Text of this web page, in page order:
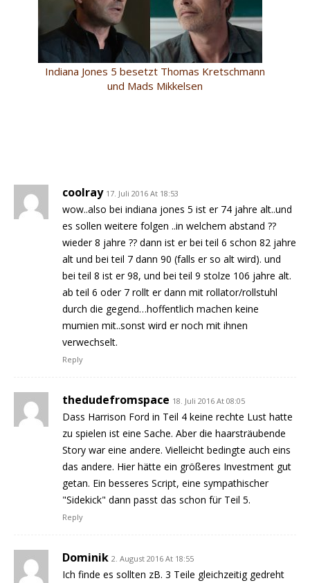
Indiana Jones 5 besetzt Thomas Kretschmann
und Mads Mikkelsen
coolray 17. Juli 2016 At 18:53
wow..also bei indiana jones 5 ist er 74 jahre alt..und
es sollen weitere folgen ..in welchem abstand ??
wieder 8 jahre ?? dann ist er bei teil 6 schon 82 jahre
alt und bei teil 7 dann 90 (falls er so alt wird). und
bei teil 8 ist er 98, und bei teil 9 stolze 106 jahre alt.
ab teil 6 oder 7 rollt er dann mit rollator/rollstuhl
durch die gegend…hoffentlich machen keine
mumien mit..sonst wird er noch mit ihnen
verwechselt.
Reply
thedudefromspace 18. Juli 2016 At 08:05
Dass Harrison Ford in Teil 4 keine rechte Lust hatte
zu spielen ist eine Sache. Aber die haarsträubende
Story war eine andere. Vielleicht bedingte auch eins
das andere. Hier hätte ein größeres Investment gut
getan. Ein besseres Script, eine sympathischer
"Sidekick" dann passt das schon für Teil 5.
Reply
Dominik 2. August 2016 At 18:55
Ich finde es sollten zB. 3 Teile gleichzeitig gedreht